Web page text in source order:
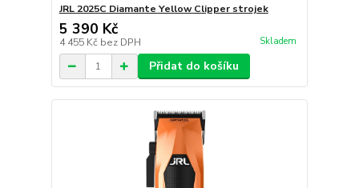
JRL 2025C Diamante Yellow Clipper strojek
5 390 Kč
4 455 Kč bez DPH Skladem
Přidat do košíku